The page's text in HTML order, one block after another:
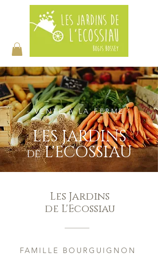
- VENTE A LA FERME -
LES JARDINS
DEL'ECOSSIAU
Les Jardins
de L'Ecossiau
FAMILLE BOURGUIGNON